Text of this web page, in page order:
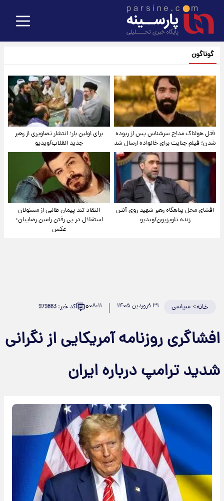
گوناگون
قتل هولناک مداح سرشناس پس از ربوده
شدن؛ فیلم جنایت برای خانواده ارسال شد
برای اولین بار؛ انتشار تصاویری از رهبر
جدید انقلاب/ویدیو
افشای محل پناهگاه‌ رهبر شهید روی آنتن
زنده تلویزیون/ویدیو
انتقاد تند پیمان طالبی از مسئولان
استقلال در پی رفتن رامین رضاییان+
عکس
خانه>سیاسی ۳۱ فروردین ۱۴۰۵ ۰۸:۱۱۰ کد خبر: 979863
افشاگری روزنامه آمریکایی از نگرانی
شدید ترامپ درباره ایران